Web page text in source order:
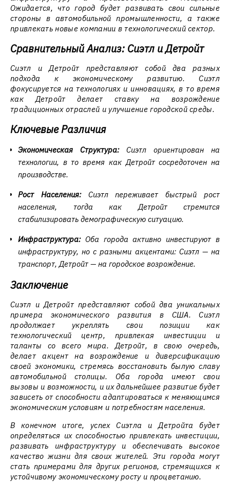
Ожидается, что город будет развивать свои сильные
стороны в автомобильной промышленности, а также
привлекать новые компании в технологический сектор.
Сравнительный Анализ: Сиэтл и Детройт
Сиэтл и Детройт представляют собой два разных
подхода к экономическому развитию. Сиэтл
фокусируется на технологиях и инновациях, в то время
как Детройт делает ставку на возрождение
традиционных отраслей и улучшение городской среды.
Ключевые Различия
Экономическая Структура:Сиэтл ориентирован на
технологии, в то время как Детройт сосредоточен на
производстве.
Рост Населения:Сиэтл переживает быстрый рост
населения, тогда как Детройт стремится
стабилизировать демографическую ситуацию.
Инфраструктура:Оба города активно инвестируют в
инфраструктуру, но с разными акцентами: Сиэтл — на
транспорт, Детройт — на городское возрождение.
Заключение
Сиэтл и Детройт представляют собой два уникальных
примера экономического развития в США. Сиэтл
продолжает укреплять свои позиции как
технологический центр, привлекая инвестиции и
таланты со всего мира. Детройт, в свою очередь,
делает акцент на возрождение и диверсификацию
своей экономики, стремясь восстановить былую славу
автомобильной столицы. Оба города имеют свои
вызовы и возможности, и их дальнейшее развитие будет
зависеть от способности адаптироваться к меняющимся
экономическим условиям и потребностям населения.
В конечном итоге, успех Сиэтла и Детройта будет
определяться их способностью привлекать инвестиции,
развивать инфраструктуру и обеспечивать высокое
качество жизни для своих жителей. Эти города могут
стать примерами для других регионов, стремящихся к
устойчивому экономическому росту и процветанию.